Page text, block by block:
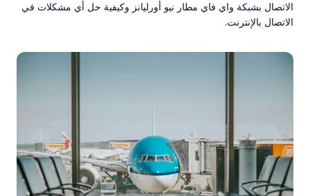
الاتصال بشبكة واي فاي مطار نيو أورليانز وكيفية حل أي مشكلات في
الاتصال بالإنترنت.